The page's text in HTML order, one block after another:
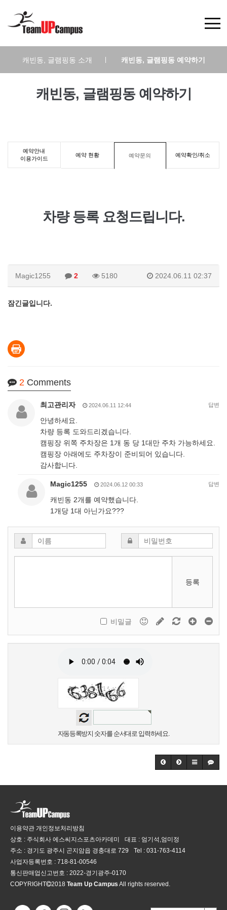
캐빈동, 글램핑동 소개 캐빈동, 글램핑동 예약하기
캐빈동, 글램핑동 예약하기
예약안내
이용가이드
예약 현황 예약문의 예약확인/취소
차량 등록 요청드립니다.
Magic1255 2 5180 2024.06.11 02:37
잠긴글입니다.
2 Comments
최고관리자 2024.06.11 12:44 답변
안녕하세요.
차량 등록 도와드리겠습니다.
캠핑장 위쪽 주차장은 1개 동 당 1대만 주차 가능하세요.
캠핑장 아래에도 주차장이 준비되어 있습니다.
감사합니다.
Magic1255 2024.06.12 00:33 답변
캐빈동 2개를 예약했습니다.
1개당 1대 아닌가요???
등록
비밀글
자동등록방지 숫자를 순서대로 입력하세요.
이용약관 개인정보처리방침
상호 : 주식회사 에스씨지스포츠아카데미
대표 : 엄기석,엄미정
주소 : 경기도 광주시 곤지암읍 경충대로 729
Tel : 031-763-4114
사업자등록번호 : 718-81-00546
통신판매업신고번호 : 2022-경기광주-0170
COPYRIGHT
2018 Team Up Campus All rights reserved.